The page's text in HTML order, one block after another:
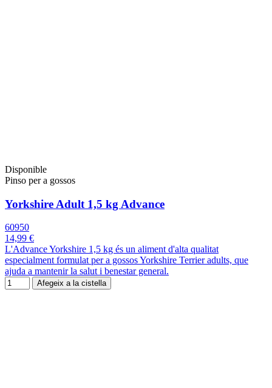
Disponible
Pinso per a gossos
Yorkshire Adult 1,5 kg Advance
60950
14,99 €
L'Advance Yorkshire 1,5 kg és un aliment d'alta qualitat
especialment formulat per a gossos Yorkshire Terrier adults, que
ajuda a mantenir la salut i benestar general.
Afegeix a la cistella